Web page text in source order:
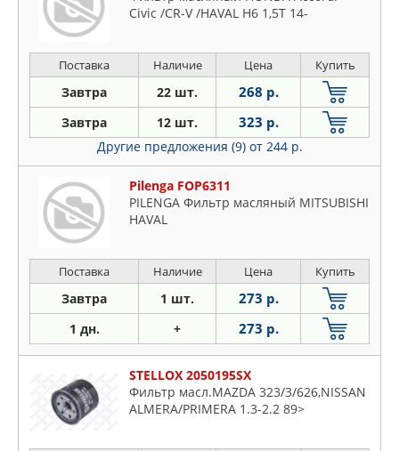
Civic /CR-V /HAVAL H6 1,5T 14-
Поставка Наличие Цена Купить
Завтра 22 шт. 268 р.
Завтра 12 шт. 323 р.
Другие предложения (9) от 244 р.
Pilenga FOP6311
PILENGA Фильтр масляный MITSUBISHI
HAVAL
Поставка Наличие Цена Купить
Завтра 1 шт. 273 р.
1 дн. + 273 р.
STELLOX 2050195SX
Фильтр масл.MAZDA 323/3/626,NISSAN
ALMERA/PRIMERA 1.3-2.2 89>